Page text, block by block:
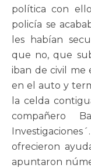
política con
policía se
les habían
que no, que
iban de civil me
en el auto y
la celda
compañero
ofrecieron
apuntaron